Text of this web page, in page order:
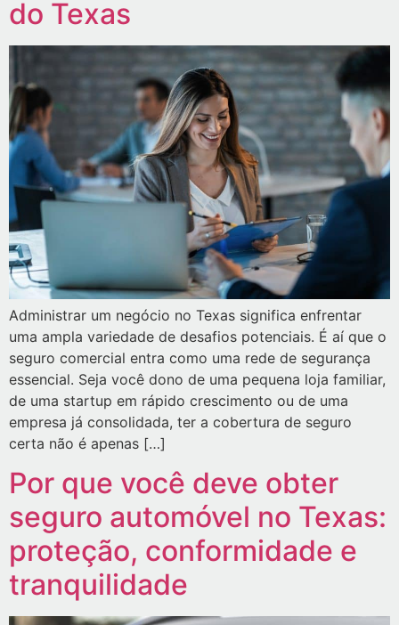
do Texas
Administrar um negócio no Texas significa enfrentar
uma ampla variedade de desafios potenciais. É aí que o
seguro comercial entra como uma rede de segurança
essencial. Seja você dono de uma pequena loja familiar,
de uma startup em rápido crescimento ou de uma
empresa já consolidada, ter a cobertura de seguro
certa não é apenas […]
Por que você deve obter
seguro automóvel no Texas:
proteção, conformidade e
tranquilidade